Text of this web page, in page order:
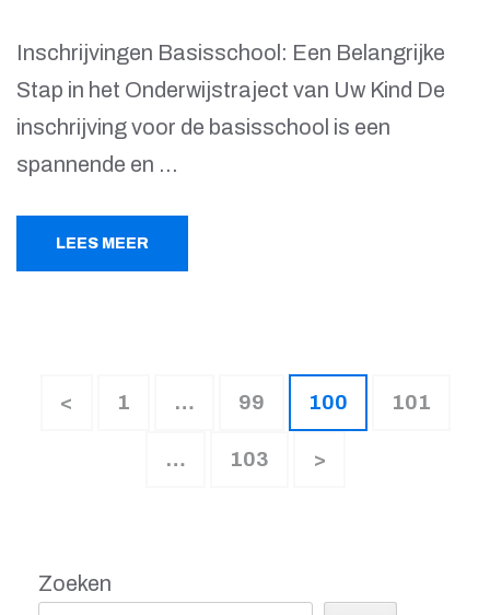
Inschrijvingen Basisschool: Een Belangrijke
Stap in het Onderwijstraject van Uw Kind De
inschrijving voor de basisschool is een
spannende en …
LEES MEER
Berichten
< Pagina
1 … Pagina
99 Pagina
100 Pagina
101
… Pagina
103 >
Zoeken